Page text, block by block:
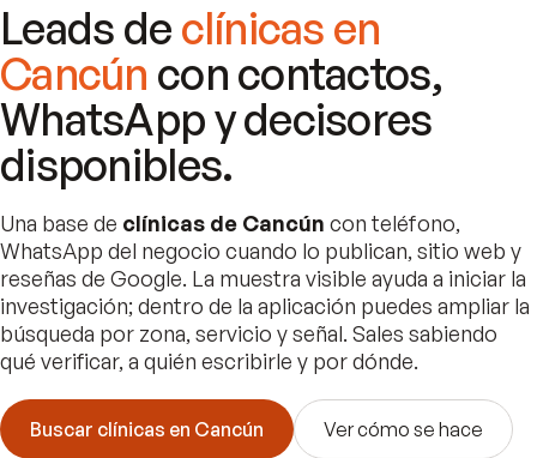
Leads de clínicas en
Cancún con contactos,
WhatsApp y decisores
disponibles.
Una base de clínicas de Cancún con teléfono,
WhatsApp del negocio cuando lo publican, sitio web y
reseñas de Google. La muestra visible ayuda a iniciar la
investigación; dentro de la aplicación puedes ampliar la
búsqueda por zona, servicio y señal. Sales sabiendo
qué verificar, a quién escribirle y por dónde.
Buscar clínicas en Cancún Ver cómo se hace